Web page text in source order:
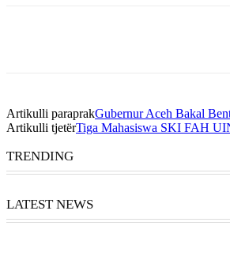
Artikulli paraprakGubernur Aceh Bakal
Artikulli tjetërTiga Mahasiswa SKI FAH
TRENDING
LATEST NEWS